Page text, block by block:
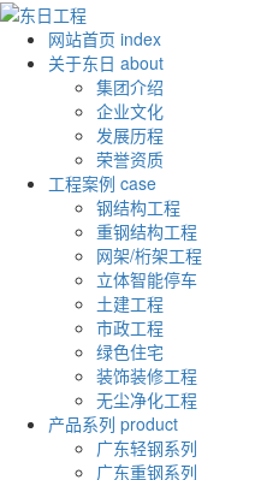
网站首页 index
关于东日 about
集团介绍
企业文化
发展历程
荣誉资质
工程案例 case
钢结构工程
重钢结构工程
网架/桁架工程
立体智能停车
土建工程
市政工程
绿色住宅
装饰装修工程
无尘净化工程
产品系列 product
广东轻钢系列
广东重钢系列